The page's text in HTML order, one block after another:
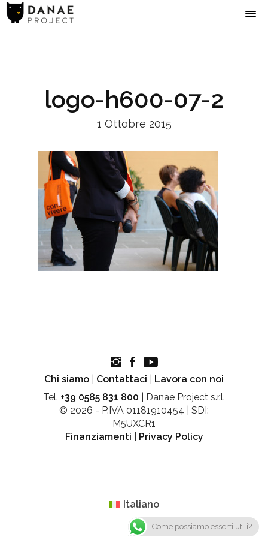
logo-h600-07-2
1 Ottobre 2015
Chi siamo Contattaci
Lavora con noi
Tel. +39 0585 831 800 | Danae Project s.r.l.
© 2026 - P.IVA 01181910454 | SDI:
M5UXCR1
Finanziamenti
Privacy Policy
Come possiamo esserti utili?
Italiano